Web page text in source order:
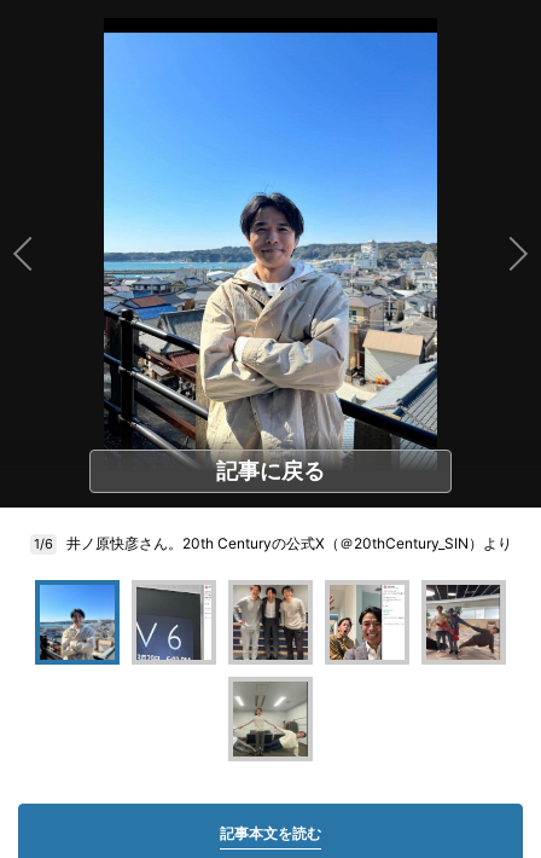
記事に戻る
1/6 井ノ原快彦さん。20th Centuryの公式X（＠20thCentury_SIN）より
記事本文を読む